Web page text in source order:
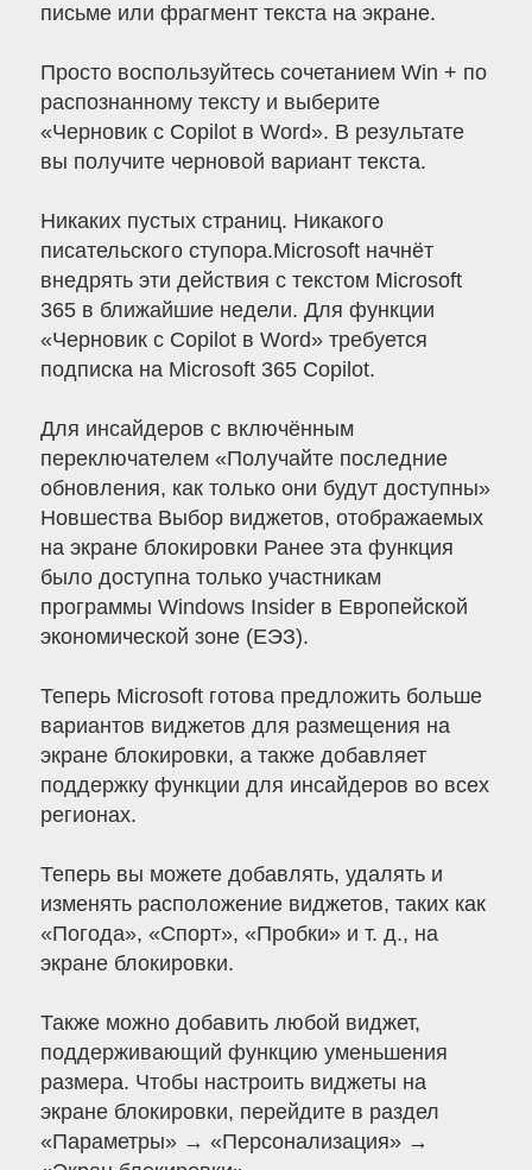
письме или фрагмент текста на экране.
Просто воспользуйтесь сочетанием Win + по
распознанному тексту и выберите
«Черновик с Copilot в Word». В результате
вы получите черновой вариант текста.
Никаких пустых страниц. Никакого
писательского ступора.Microsoft начнёт
внедрять эти действия с текстом Microsoft
365 в ближайшие недели. Для функции
«Черновик с Copilot в Word» требуется
подписка на Microsoft 365 Copilot.
Для инсайдеров с включённым
переключателем «Получайте последние
обновления, как только они будут доступны»
Новшества Выбор виджетов, отображаемых
на экране блокировки Ранее эта функция
было доступна только участникам
программы Windows Insider в Европейской
экономической зоне (ЕЭЗ).
Теперь Microsoft готова предложить больше
вариантов виджетов для размещения на
экране блокировки, а также добавляет
поддержку функции для инсайдеров во всех
регионах.
Теперь вы можете добавлять, удалять и
изменять расположение виджетов, таких как
«Погода», «Спорт», «Пробки» и т. д., на
экране блокировки.
Также можно добавить любой виджет,
поддерживающий функцию уменьшения
размера. Чтобы настроить виджеты на
экране блокировки, перейдите в раздел
«Параметры» → «Персонализация» →